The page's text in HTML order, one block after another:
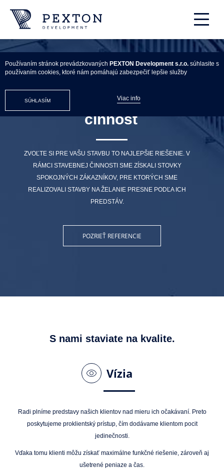
Používaním stránok prevádzkovaných PEXTON Development s.r.o. súhlasite s
používaním cookies, ktoré nám pomáhajú zabezpečiť lepšie služby
SÚHLASÍM Viac info
Stavebná
činnosť
ZVOĽTE SI PRE VAŠU STAVBU TO NAJLEPŠIE RIEŠENIE. V
RÁMCI STAVEBNEJ ČINNOSTI SME ZÍSKALI STOVKY
SPOKOJNÝCH ZÁKAZNÍKOV, PRE KTORÝCH SME
REALIZOVALI STAVBY NA ŽELANIE PRESNE PODĽA ICH
PREDSTÁV.
POZRIEŤ REFERENCIE
S nami staviate na kvalite.
Vízia
Radi plníme predstavy našich klientov nad mieru ich očakávaní. Preto
poskytujeme proklientský prístup, čím dodávame klientom pocit
jedinečnosti.
Vďaka tomu klienti môžu získať maximálne funkčné riešenie, zároveň aj
ušetrené peniaze a čas.